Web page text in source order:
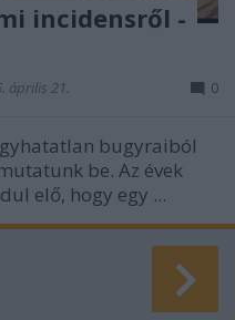
incidensről -
április 21. 0
bugyraiból
be. Az évek
elő, hogy egy ...